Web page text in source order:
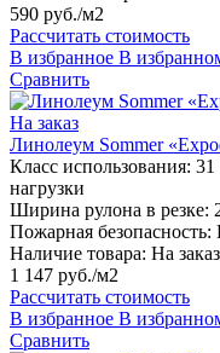
590 руб./м2
Рассчитать стоимость
В избранное В
Сравнить
На заказ
Линолеум Sommer
Класс использования: 31
нагрузки
Ширина рулона в резке:
Пожарная безопасность:
Наличие товара: На заказ
1 147 руб./м2
Рассчитать стоимость
В избранное В
Сравнить